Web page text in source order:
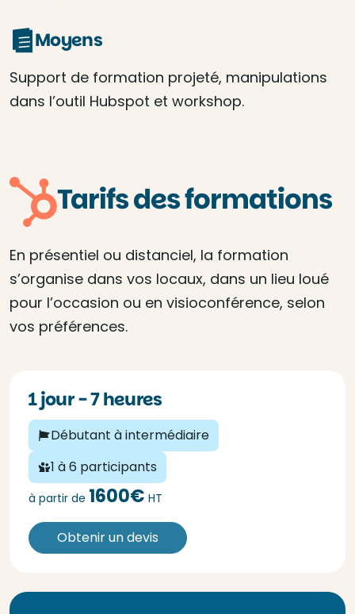
Moyens
Support de formation projeté, manipulations
dans l’outil Hubspot et workshop.
Tarifs des formations
En présentiel ou distanciel, la formation
s’organise dans vos locaux, dans un lieu loué
pour l’occasion ou en visioconférence, selon
vos préférences.
1 jour - 7 heures
Débutant à intermédiaire
1 à 6 participants
à partir de 1600€ HT
Obtenir un devis